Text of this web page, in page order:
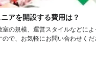
アを開設する費用は？
室の規模、運営スタイルなどに
ので、お気軽にお問い合わせくだ